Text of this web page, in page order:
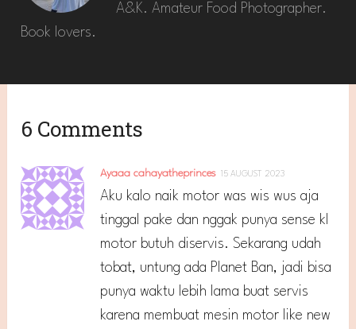
A&K. Amateur Food Photographer.
Book lovers.
6 Comments
Ayaaa cahayatheprinces 15 AUGUST 2023
Aku kalo naik motor was wis wus aja
tinggal pake dan nggak punya sense kl
motor butuh diservis. Sekarang udah
tobat, untung ada Planet Ban, jadi bisa
punya waktu lebih lama buat servis
karena membuat mesin motor like new